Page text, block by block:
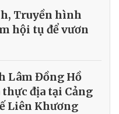
Truyền hình
hội tụ để vươn
Lâm Đồng Hồ
địa tại Cảng
Liên Khương